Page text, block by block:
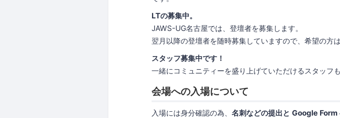
LTの募集中。
JAWS-UG名古屋では、登壇者を募集します。
翌月以降の登壇者を随時募集していますので、希望の方
スタッフ募集中です！
一緒にコミュニティーを盛り上げていただけるスタッフ
会場への入場について
入場には身分確認の為、 名刺などの提出と Google Form